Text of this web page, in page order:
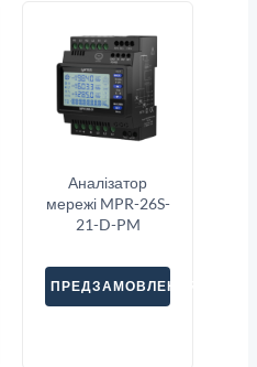
Аналізатор
мережі MPR-26S-
21-D-PM
ПРЕДЗАМОВЛЕННЯ